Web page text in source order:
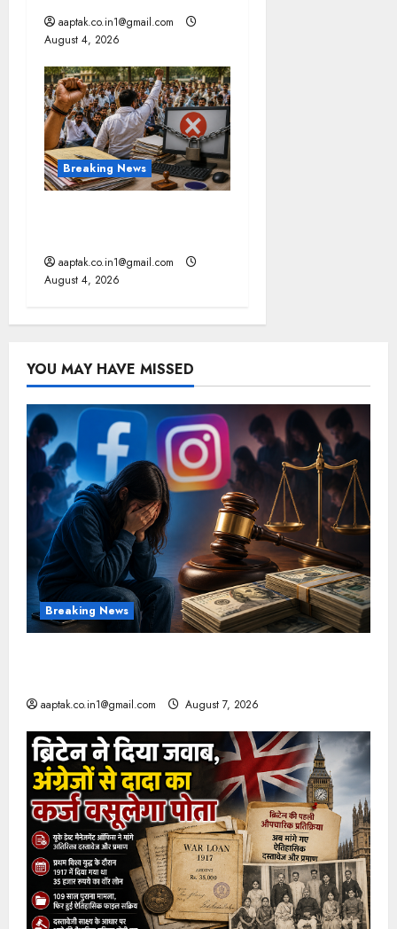
aaptak.co.in1@gmail.com
August 4, 2026
Breaking News
aaptak.co.in1@gmail.com
August 4, 2026
YOU MAY HAVE MISSED
Breaking News
aaptak.co.in1@gmail.com August 7, 2026